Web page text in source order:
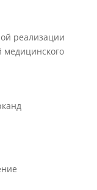
реализации
медицинского